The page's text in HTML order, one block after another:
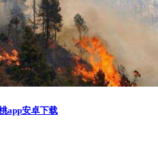
app安卓下载